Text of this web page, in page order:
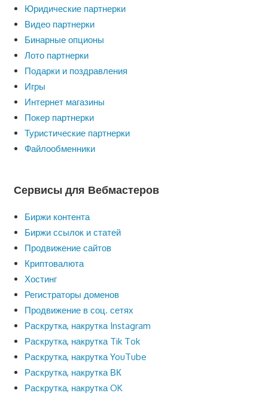
Юридические партнерки
Видео партнерки
Бинарные опционы
Лото партнерки
Подарки и поздравления
Игры
Интернет магазины
Покер партнерки
Туристические партнерки
Файлообменники
Сервисы для Вебмастеров
Биржи контента
Биржи ссылок и статей
Продвижение сайтов
Криптовалюта
Хостинг
Регистраторы доменов
Продвижение в соц. сетях
Раскрутка, накрутка Instagram
Раскрутка, накрутка Tik Tok
Раскрутка, накрутка YouTube
Раскрутка, накрутка ВК
Раскрутка, накрутка OK